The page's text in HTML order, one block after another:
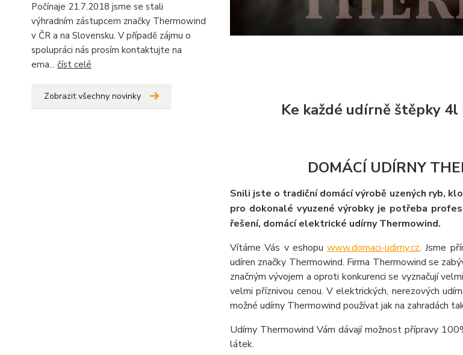
Počínaje 21.7.2018 jsme se stali
výhradním zástupcem značky Thermowind
v ČR a na Slovensku. V případě zájmu o
spolupráci nás prosím kontaktujte na
ema... číst celé
Zobrazit všechny novinky
Ke každé udírně štěpky
DOMÁCÍ UDÍRNY
Snili jste o tradiční domácí výrobě uzených ryb,
pro dokonalé vyuzené výrobky je potřeba
řešení, domácí elektrické udírny Thermowind.
Vítáme Vás v eshopuwww.domaci-udirny.cz. Jsme
udíren značky Thermowind. Firma Thermowind se
značným vývojem a oproti konkurenci se vyznačují
velmi příznivou cenou. V elektrických, nerezových
možné udírny Thermowind používat jak na zahradách
Udírny Thermowind Vám dávají možnost přípravy
látek.